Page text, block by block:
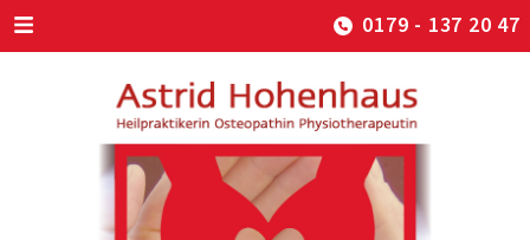
0179 - 137 20 47